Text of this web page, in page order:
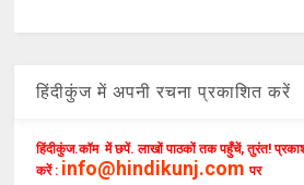
हिंदीकुंज में अपनी रचना प्रकाशित करें
हिंदीकुंज.कॉम में छपें. लाखों पाठकों तक पहुँचें, तुरंत!
करें : info@hindikunj.com पर